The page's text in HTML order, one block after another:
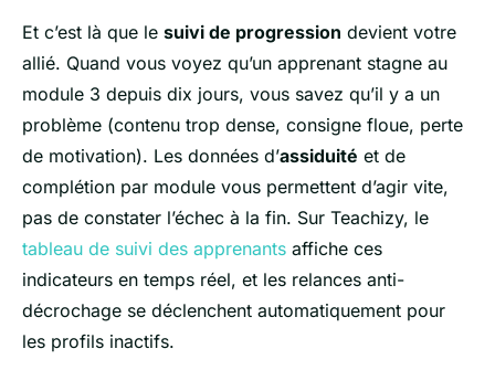
Et c’est là que le suivi de progression devient votre
allié. Quand vous voyez qu’un apprenant stagne au
module 3 depuis dix jours, vous savez qu’il y a un
problème (contenu trop dense, consigne floue, perte
de motivation). Les données d’assiduité et de
complétion par module vous permettent d’agir vite,
pas de constater l’échec à la fin. Sur Teachizy, le
tableau de suivi des apprenants affiche ces
indicateurs en temps réel, et les relances anti-
décrochage se déclenchent automatiquement pour
les profils inactifs.